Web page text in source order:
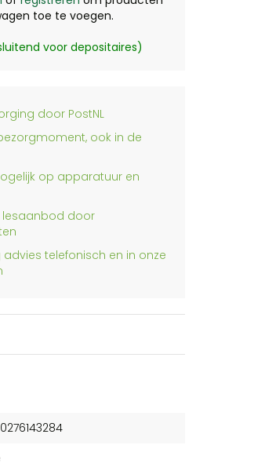
toe te voegen.
voor depositaires)
door PostNL
ook in de
op apparatuur en
lesaanbod door
advies telefonisch en in onze